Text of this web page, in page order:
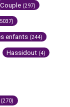
Couple (297)
enfants (244)
Hassidout (4)
(270)